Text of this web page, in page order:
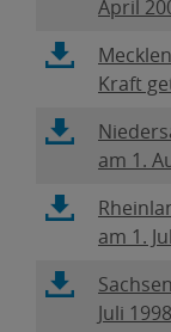
Datei
neuem
PDF-
Datei
April
öffnet
in
neuem
Fenster,
PDF-
Datei
Kraft
Link
öffnet
in
neuem
Fenster,
PDF-
Datei
am 1.
Link
öffnet
in
neuem
Fenster,
PDF-
am 1.
Link
öffnet
in
neuem
Juli 1998
Link
öffnet